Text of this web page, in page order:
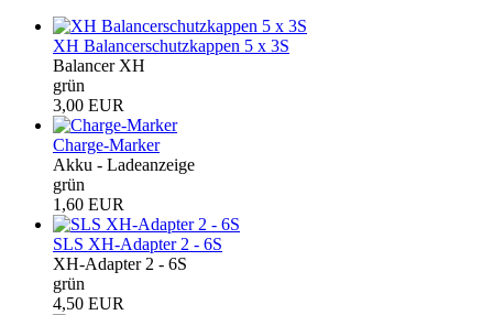
XH Balancerschutzkappen 5 x 3S
Balancer XH
grün
3,00 EUR
Charge-Marker
Akku - Ladeanzeige
grün
1,60 EUR
SLS XH-Adapter 2 - 6S
XH-Adapter 2 - 6S
grün
4,50 EUR